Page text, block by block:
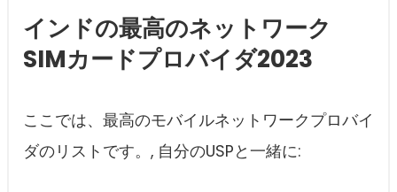
インドの最高のネットワーク
SIMカードプロバイダ2023
ここでは、最高のモバイルネットワークプロバイ
ダのリストです。, 自分のUSPと一緒に: